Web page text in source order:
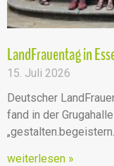
LandFrauentag in
15. Juli 2026
Deutscher
fand in der
weiterlesen »